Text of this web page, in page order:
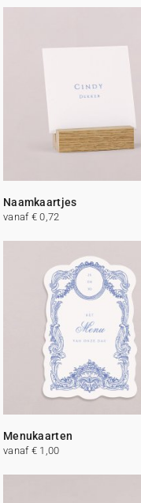
Naamkaartjes
vanaf € 0,72
Menukaarten
vanaf € 1,00